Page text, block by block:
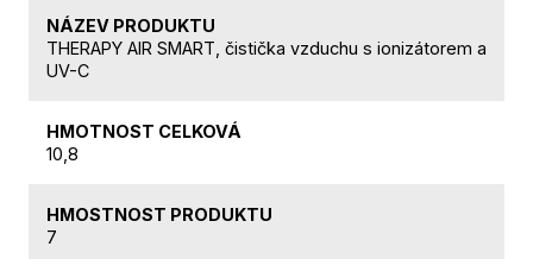
NÁZEV PRODUKTU
THERAPY AIR SMART, čistička vzduchu s ionizátorem a
UV-C
HMOTNOST CELKOVÁ
10,8
HMOSTNOST PRODUKTU
7